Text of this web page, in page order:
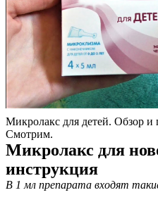
Микролакс для детей. Обзор и
Смотрим.
Микролакс для
инструкция
В 1 мл препарата входят